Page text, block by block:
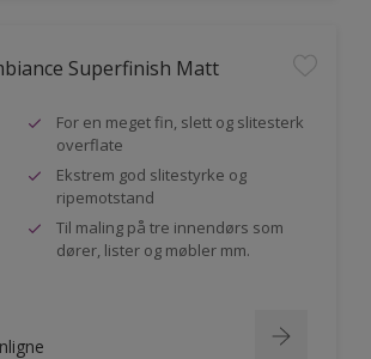
Superfinish Matt
For en meget fin, slett og slitesterk
overflate
Ekstrem god slitestyrke og
ripemotstand
Til maling på tre innendørs som
dører, lister og møbler mm.